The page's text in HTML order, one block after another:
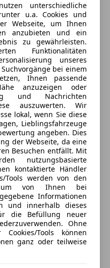
gefunden
dieser
zugeschnittene Angebote und
GmbH per E-Mail erhalten. Ich
mit Wirkung für die Zukunft
unterschiedliche
u.a. Cookies und
Webseite, um Ihnen
anzubieten und ein
zu gewährleisten.
Funktionalitäten
unseres
bei einem
Ihnen passende
anzuzeigen oder
und Nachrichten
auszuwerten. Wir
lokal, wenn Sie diese
Lieblingsfahrzeuge
angeben. Dies
der Webseite, da eine
Besuchen entfällt. Mit
nutzungsbasierte
kontaktierte Händler
Tools werden von den
um von Ihnen bei
Informationen
und innerhalb dieses
die Befüllung neuer
Ohne
Tools können
ganz oder teilweise